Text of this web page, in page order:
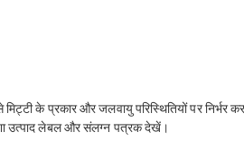
के प्रकार और जलवायु परिस्थितियों पर निर्भर
उत्पाद लेबल और संलग्न पत्रक देखें।